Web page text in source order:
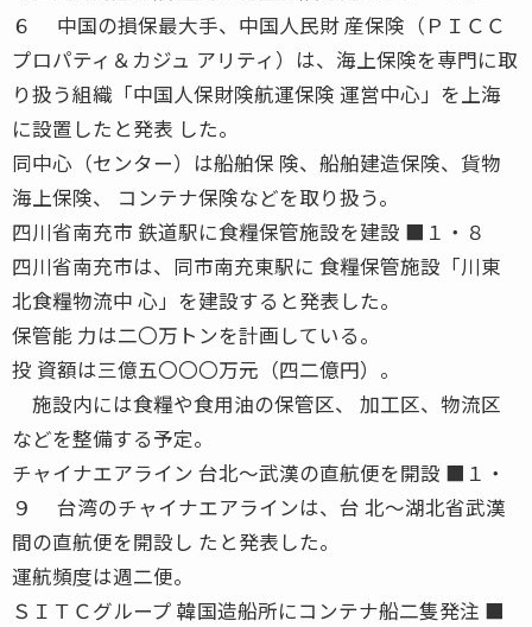
６ 中国の損保最大手、中国人民財 産保険（ＰＩＣＣ
プロパティ＆カジュ アリティ）は、海上保険を専門に取
り扱う組織「中国人保財険航運保険 運営中心」を上海
に設置したと発表 した。
同中心（センター）は船舶保 険、船舶建造保険、貨物
海上保険、 コンテナ保険などを取り扱う。
四川省南充市 鉄道駅に食糧保管施設を建設 ■１・８
四川省南充市は、同市南充東駅に 食糧保管施設「川東
北食糧物流中 心」を建設すると発表した。
保管能 力は二〇万トンを計画している。
投 資額は三億五〇〇〇万元（四二億円）。
施設内には食糧や食用油の保管区、 加工区、物流区
などを整備する予定。
チャイナエアライン 台北〜武漢の直航便を開設 ■１・
９ 台湾のチャイナエアラインは、台 北〜湖北省武漢
間の直航便を開設し たと発表した。
運航頻度は週二便。
ＳＩＴＣグループ 韓国造船所にコンテナ船二隻発注 ■